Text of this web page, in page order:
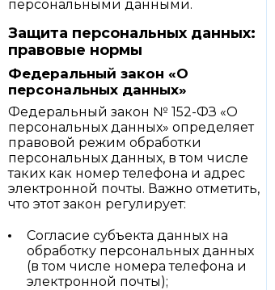
персональными данными.
Защита персональных данных:
правовые нормы
Федеральный закон «О
персональных данных»
Федеральный закон № 152-ФЗ «О
персональных данных» определяет
правовой режим обработки
персональных данных, в том числе
таких как номер телефона и адрес
электронной почты. Важно отметить,
что этот закон регулирует:
Согласие субъекта данных на
обработку персональных данных
(в том числе номера телефона и
электронной почты);